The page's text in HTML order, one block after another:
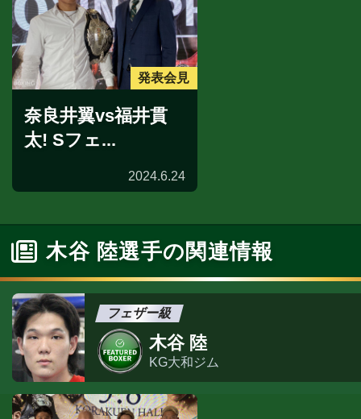
発表会見
奈良井翼vs福井貫
太! Sフェ...
2024.6.24
木谷 陸選手の関連情報
フェザー級
木谷 陸
KG大和ジム